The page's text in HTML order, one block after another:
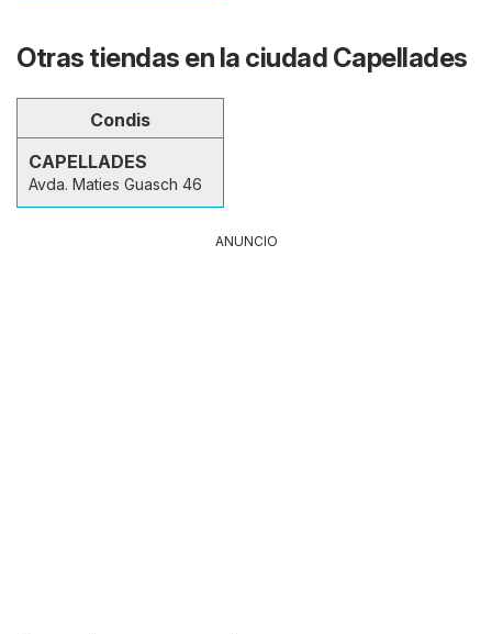
Otras tiendas en la ciudad Capellades
Condis
CAPELLADES
Avda. Maties Guasch 46
ANUNCIO